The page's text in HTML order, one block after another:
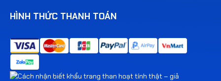
HÌNH THỨC THANH TOÁN